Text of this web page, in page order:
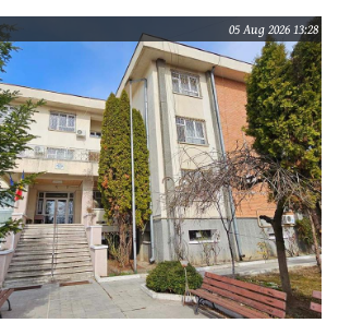
05 Aug 2026 13:28